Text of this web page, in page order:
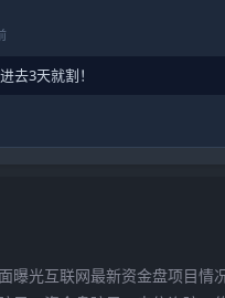
去3天就割！
曝光互联网最新资金盘项目情